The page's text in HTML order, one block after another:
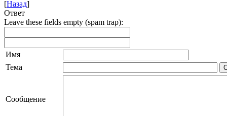
[Назад]
Ответ
Leave these fields empty (spam trap):
Имя
Тема
Сообщение